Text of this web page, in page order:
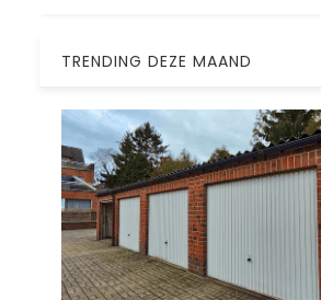
TRENDING DEZE MAAND